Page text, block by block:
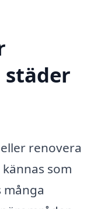
renovera
kännas som